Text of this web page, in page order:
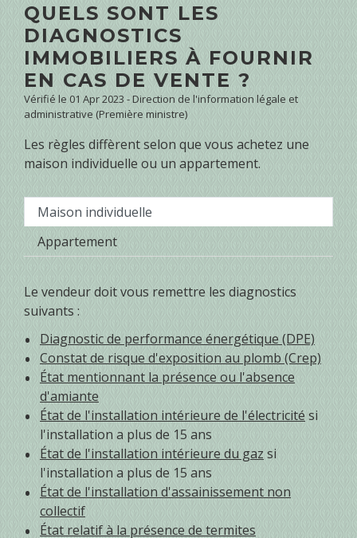
QUELS SONT LES
DIAGNOSTICS
IMMOBILIERS À FOURNIR
EN CAS DE VENTE ?
Vérifié le 01 Apr 2023 - Direction de l'information légale et
administrative (Première ministre)
Les règles diffèrent selon que vous achetez une
maison individuelle ou un appartement.
Maison individuelle
Appartement
Le vendeur doit vous remettre les diagnostics
suivants :
Diagnostic de performance énergétique (DPE)
Constat de risque d'exposition au plomb (Crep)
État mentionnant la présence ou l'absence
d'amiante
État de l'installation intérieure de l'électricité si
l'installation a plus de 15 ans
État de l'installation intérieure du gaz si
l'installation a plus de 15 ans
État de l'installation d'assainissement non
collectif
État relatif à la présence de termites